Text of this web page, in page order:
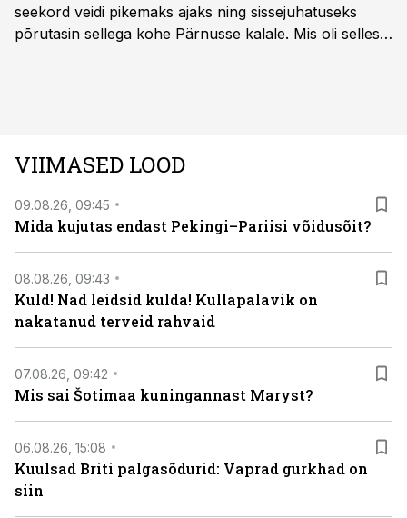
seekord veidi pikemaks ajaks ning sissejuhatuseks
põrutasin sellega kohe Pärnusse kalale. Mis oli selles
VIIMASED LOOD
09.08.26, 09:45
Mida kujutas endast Pekingi–Pariisi võidusõit?
08.08.26, 09:43
Kuld! Nad leidsid kulda! Kullapalavik on
nakatanud terveid rahvaid
07.08.26, 09:42
Mis sai Šotimaa kuningannast Maryst?
06.08.26, 15:08
Kuulsad Briti palgasõdurid: Vaprad gurkhad on
siin